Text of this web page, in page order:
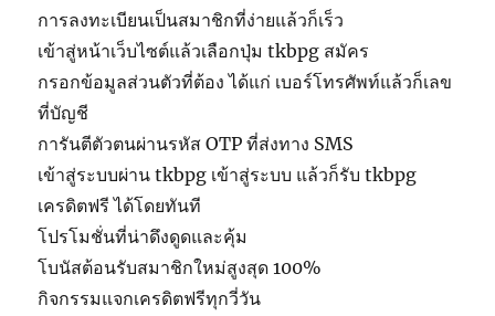
การลงทะเบียนเป็นสมาชิกที่ง่ายแล้วก็เร็ว
เข้าสู่หน้าเว็บไซต์แล้วเลือกปุ่ม tkbpg สมัคร
กรอกข้อมูลส่วนตัวที่ต้อง ได้แก่ เบอร์โทรศัพท์แล้วก็เลข
ที่บัญชี
การันตีตัวตนผ่านรหัส OTP ที่ส่งทาง SMS
เข้าสู่ระบบผ่าน tkbpg เข้าสู่ระบบ แล้วก็รับ tkbpg
เครดิตฟรี ได้โดยทันที
โปรโมชั่นที่น่าดึงดูดและคุ้ม
โบนัสต้อนรับสมาชิกใหม่สูงสุด 100%
กิจกรรมแจกเครดิตฟรีทุกวี่วัน